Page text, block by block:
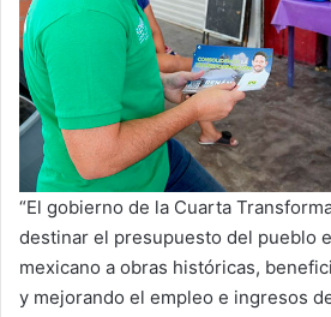
“El gobierno de la Cuarta
destinar el presupuesto del pueblo
mexicano a obras históricas,
y mejorando el empleo e ingresos